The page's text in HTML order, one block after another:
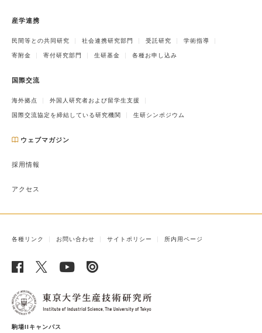
産学連携
民間等との共同研究 社会連携研究部門 受託研究 学術指導
寄附金 寄付研究部門 生研基金 各種お申し込み
国際交流
海外拠点 外国人研究者および留学生支援
国際交流協定を締結している研究機関 生研シンポジウム
ウェブマガジン
採用情報
アクセス
各種リンク お問い合わせ サイトポリシー 所内用ページ
駒場IIキャンパス